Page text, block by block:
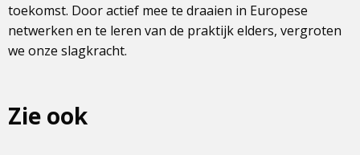
toekomst. Door actief mee te draaien in Europese
netwerken en te leren van de praktijk elders, vergroten
we onze slagkracht.
Zie ook